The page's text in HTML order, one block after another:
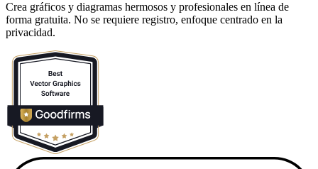
Crea gráficos y diagramas hermosos y profesionales en línea de
forma gratuita. No se requiere registro, enfoque centrado en la
privacidad.